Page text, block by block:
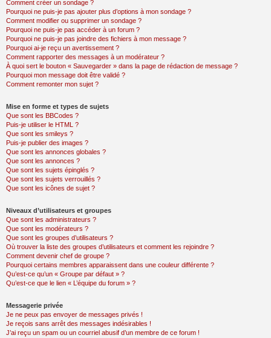
Comment créer un sondage ?
Pourquoi ne puis-je pas ajouter plus d’options à mon sondage ?
Comment modifier ou supprimer un sondage ?
Pourquoi ne puis-je pas accéder à un forum ?
Pourquoi ne puis-je pas joindre des fichiers à mon message ?
Pourquoi ai-je reçu un avertissement ?
Comment rapporter des messages à un modérateur ?
À quoi sert le bouton « Sauvegarder » dans la page de rédaction de message ?
Pourquoi mon message doit être validé ?
Comment remonter mon sujet ?
Mise en forme et types de sujets
Que sont les BBCodes ?
Puis-je utiliser le HTML ?
Que sont les smileys ?
Puis-je publier des images ?
Que sont les annonces globales ?
Que sont les annonces ?
Que sont les sujets épinglés ?
Que sont les sujets verrouillés ?
Que sont les icônes de sujet ?
Niveaux d’utilisateurs et groupes
Que sont les administrateurs ?
Que sont les modérateurs ?
Que sont les groupes d’utilisateurs ?
Où trouver la liste des groupes d’utilisateurs et comment les rejoindre ?
Comment devenir chef de groupe ?
Pourquoi certains membres apparaissent dans une couleur différente ?
Qu’est-ce qu’un « Groupe par défaut » ?
Qu’est-ce que le lien « L’équipe du forum » ?
Messagerie privée
Je ne peux pas envoyer de messages privés !
Je reçois sans arrêt des messages indésirables !
J’ai reçu un spam ou un courriel abusif d’un membre de ce forum !